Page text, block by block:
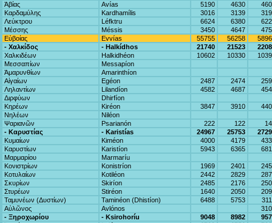
Ἀβίας
Avías 5190 4630
Καρδαμύλης
Kardhamílis 3016 3139
Λεύκτρου
Léfktru 6624 6380
Μέσσης
Méssis 3450 4647
Εὐβοίας
Evvías 55755 56258
- Χαλκίδος
- Halkídhos 21740 21523
Χαλκιδέων
Halkidhéon 10602 10330
Μεσσαπίων
Messapíon
Ἀμαρυνθίων
Amarinthíon
Αἰγαίων
Egéon 2487 2474
Ληλαντίων
Lilandíon 4582 4687
Διρφύων
Dhirfíon
Κηρέων
Kiréon 3847 3910
Νηλέων
Niléon
Ψαριανῶν
Psarianón 222 122
- Καρυστίας
- Karistías 24967 25753
Κυμαίων
Kiméon 4000 4179
Καρυστίων
Karistíon 5943 6365
Μαρμαρίου
Marmaríu
Κονιστρίων
Konistríon 1969 2401
Κοτυλαίων
Kotiléon 2442 2829
Σκυρίων
Skiríon 2485 2176
Στυρέων
Stiréon 1640 2050
Ταμυνέων (Δυστίων)
Taminéon (Dhistíon) 6488 5753
Αὐλῶνος
Avlónos
- Ξηροχωρίου
- Ksirohoríu 9048 8982